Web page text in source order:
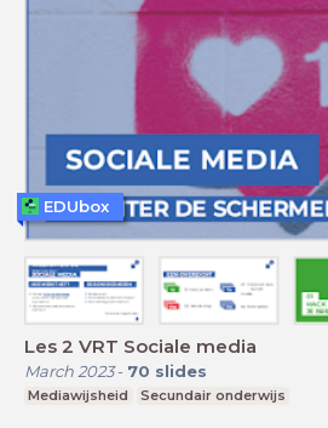
Les 2 VRT Sociale media
March 2023- 70 slides
Mediawijsheid Secundair onderwijs
EDUbox